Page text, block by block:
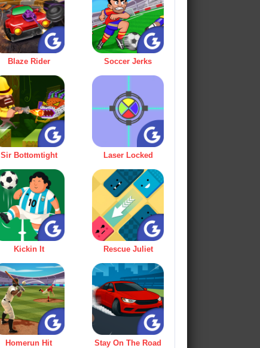
Blaze Rider Soccer Jerks
Sir Bottomtight Laser Locked
Kickin It Rescue Juliet
Homerun Hit Stay On The Road